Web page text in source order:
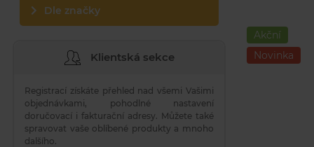
Akční
Novinka
Dle značky
Klientská sekce
Registrací získáte přehled nad všemi Vašimi
objednávkami, pohodlné nastavení
doručovací i fakturační adresy. Můžete také
spravovat vaše oblíbené produkty a mnoho
dalšího.